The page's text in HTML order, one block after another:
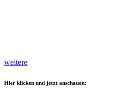
weitere
Hier klicken und jetzt anschauen: